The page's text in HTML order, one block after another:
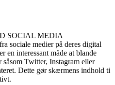
SOCIAL MEDIA
sociale medier på deres digital
en interessant måde at blande
Twitter, Instagram eller
Dette gør skærmens indhold ti